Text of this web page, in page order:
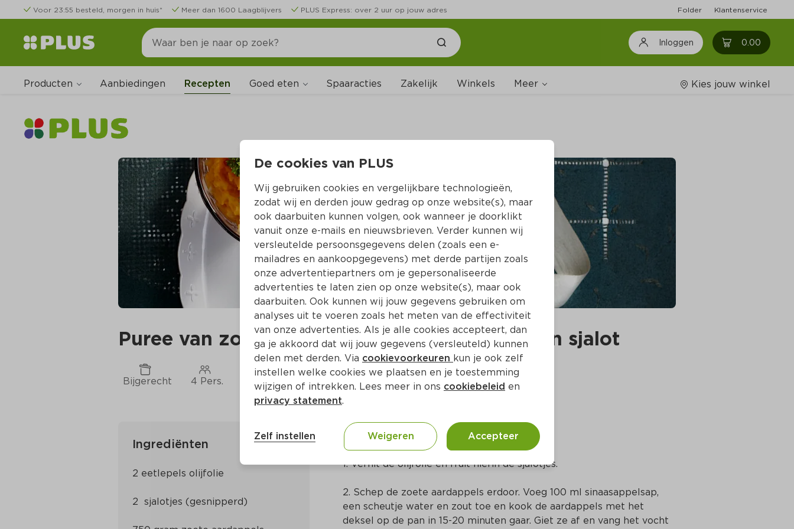
Voor 23:55 besteld, morgen in huis* Meer dan 1600 Laagblijvers PLUS Express: over 2 uur op jouw adres Folder Klantenservice
Inloggen 0.00 0
Producten Aanbiedingen Recepten Goed eten Spaaracties Zakelijk Winkels Meer
Wijnshop
Boodschappenlijstjes
Kies jouw winkel
Puree van zoete aardappel met sinaasappel en sjalot
Bijgerecht 4 Pers. Ca. 35 Min Europees
Ingrediënten
Bereidingswijze
1. Verhit de olijfolie en fruit hierin de sjalotjes.
2. Schep de zoete aardappels erdoor. Voeg 100 ml sinaasappelsap,
een scheutje water en zout toe en kook de aardappels met het
deksel op de pan in 15-20 minuten gaar. Giet ze af en vang het vocht
De cookies van PLUS
Wij gebruiken cookies en vergelijkbare technologieën,
zodat wij en derden jouw gedrag op onze website(s), maar
ook daarbuiten kunnen volgen, ook wanneer je doorklikt
vanuit onze e-mails en nieuwsbrieven. Verder kunnen wij
versleutelde persoonsgegevens delen (zoals een e-
mailadres en aankoopgegevens) met derde partijen zoals
onze advertentiepartners om je gepersonaliseerde
advertenties te laten zien op onze website(s), maar ook
daarbuiten. Ook kunnen wij jouw gegevens gebruiken om
analyses uit te voeren zoals het meten van de effectiviteit
van onze advertenties. Als je alle cookies accepteert, dan
ga je akkoord dat wij jouw gegevens (versleuteld) kunnen
delen met derden. Via cookievoorkeuren kun je ook zelf
instellen welke cookies we plaatsen en je toestemming
wijzigen of intrekken. Lees meer in ons cookiebeleid en
privacy statement.
Zelf instellen Weigeren Accepteer